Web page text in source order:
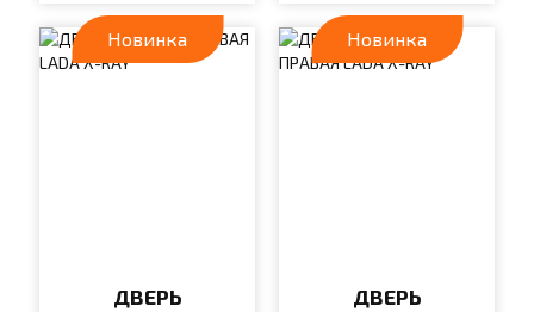
Новинка
ДВЕРЬ
Новинка
ДВЕРЬ